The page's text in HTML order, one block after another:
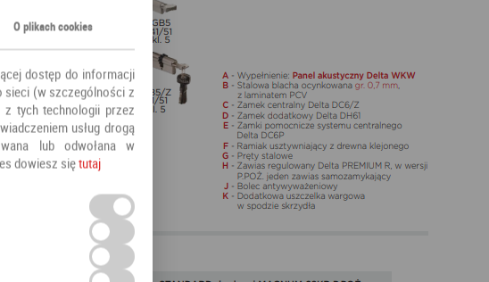
O plikach cookies
dostęp do informacji
sieci (w szczególności z
tych technologii przez
usług drogą
lub odwołana w
dowiesz siętutaj